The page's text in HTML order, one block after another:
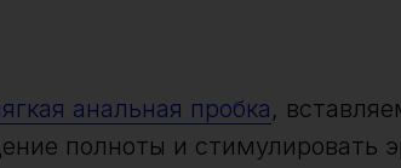
анальная пробка,
полноты и стимулировать